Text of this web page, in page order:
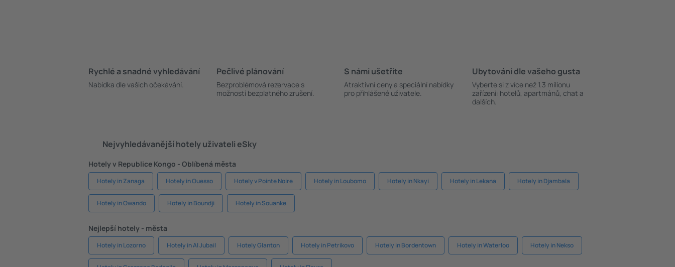
Rychlé a snadné vyhledávání
Nabídka dle vašich očekávání.
Pečlivé plánování
Bezproblémová rezervace s
možností bezplatného zrušení.
S námi ušetříte
Atraktivní ceny a speciální nabídky
pro přihlášené uživatele.
Ubytování dle vašeho gusta
Vyberte si z více než 1.3 milionu
zařízení: hotelů, apartmánů, chat a
dalších.
Nejvyhledávanější hotely uživateli eSky
Hotely v Republice Kongo - Oblíbená města
Hotely in Zanaga Hotely in Ouesso Hotely v Pointe Noire Hotely in Loubomo Hotely in Nkayi Hotely in Lekana Hotely in Djambala
Hotely in Owando Hotely in Boundji Hotely in Souanke
Nejlepší hotely - města
Hotely in Lozorno Hotely in Al Jubail Hotely Glanton Hotely in Petrikovo Hotely in Bordentown Hotely in Waterloo Hotely in Nekso